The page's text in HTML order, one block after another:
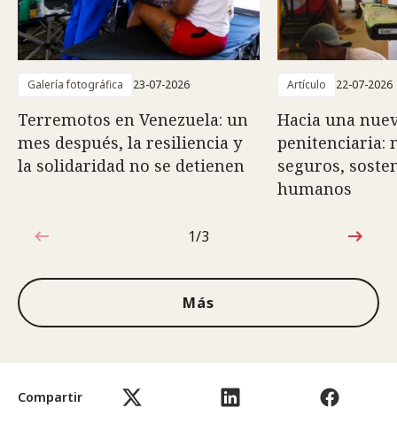
Compartir
Galería fotográfica 23-07-2026
Terremotos en Venezuela: un
mes después, la resiliencia y
la solidaridad no se detienen
Artículo 22-07-2026
Hacia una
penitenciaria:
seguros,
humanos
1de3
1/3
Más